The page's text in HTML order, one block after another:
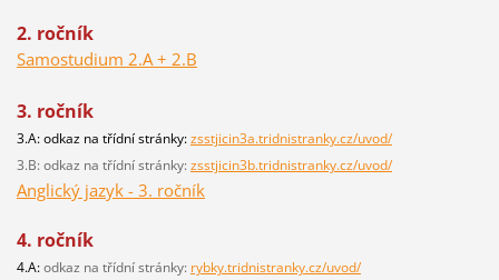
2. ročník
Samostudium 2.A + 2.B
3. ročník
3.A: odkaz na třídní stránky:zsstjicin3a.tridnistranky.cz/uvod/
3.B: odkaz na třídní stránky: zsstjicin3b.tridnistranky.cz/uvod/
Anglický jazyk - 3. ročník
4. ročník
4.A:odkaz na třídní stránky: rybky.tridnistranky.cz/uvod/